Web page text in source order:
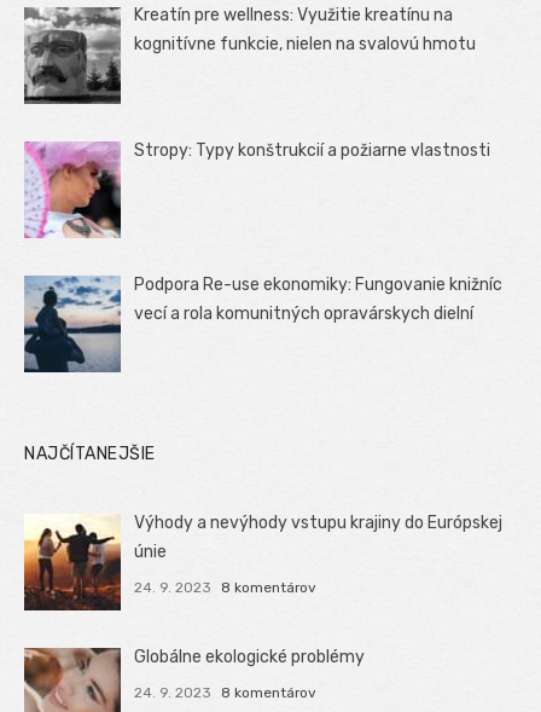
Kreatín pre wellness: Využitie kreatínu na
kognitívne funkcie, nielen na svalovú hmotu
Stropy: Typy konštrukcií a požiarne vlastnosti
Podpora Re-use ekonomiky: Fungovanie knižníc
vecí a rola komunitných opravárskych dielní
NAJČÍTANEJŠIE
Výhody a nevýhody vstupu krajiny do Európskej
únie
24. 9. 2023 8 komentárov
Globálne ekologické problémy
24. 9. 2023 8 komentárov